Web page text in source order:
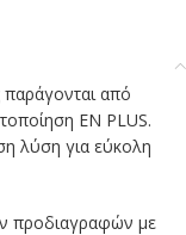
από
EN PLUS.
λύση για εύκολη
προδιαγραφών με